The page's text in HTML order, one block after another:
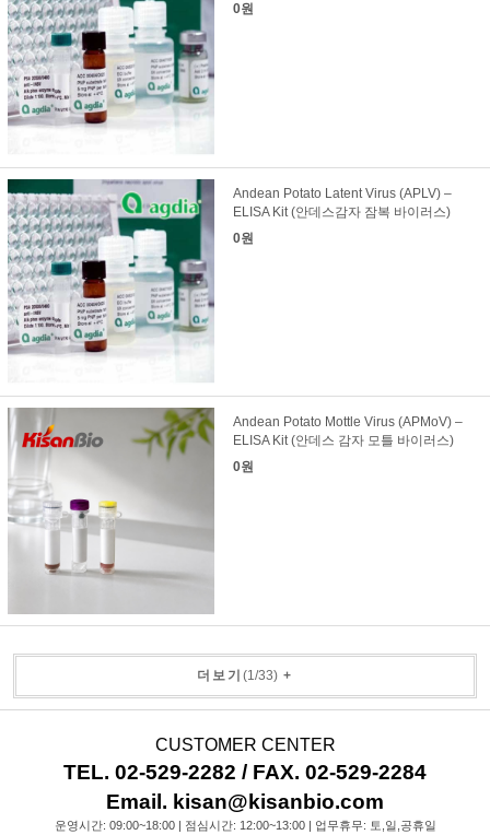
0원
Andean Potato Latent Virus (APLV) –
ELISA Kit (안데스감자 잠복 바이러스)
0원
Andean Potato Mottle Virus (APMoV) –
ELISA Kit (안데스 감자 모틀 바이러스)
0원
더보기 (1/33) +
CUSTOMER CENTER
TEL. 02-529-2282 / FAX. 02-529-2284
Email. kisan@kisanbio.com
운영시간: 09:00~18:00 | 점심시간: 12:00~13:00 | 업무휴무: 토,일,공휴일